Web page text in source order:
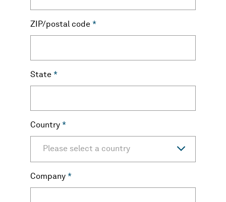
ZIP/postal code *
State *
Country *
Please select a country
Company *